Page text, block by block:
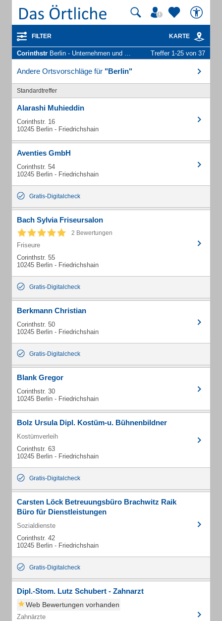
FILTER KARTE
Corinthstr Berlin - Unternehmen und Personen Treffer 1-25 von 37
Andere Ortsvorschläge für "Berlin"
Standardtreffer
Alarashi Muhieddin
Corinthstr. 16
10245 Berlin - Friedrichshain
Aventies GmbH
Corinthstr. 54
10245 Berlin - Friedrichshain
Gratis-Digitalcheck
Bach Sylvia Friseursalon
2 Bewertungen
Friseure
Corinthstr. 55
10245 Berlin - Friedrichshain
Gratis-Digitalcheck
Berkmann Christian
Corinthstr. 50
10245 Berlin - Friedrichshain
Gratis-Digitalcheck
Blank Gregor
Corinthstr. 30
10245 Berlin - Friedrichshain
Bolz Ursula Dipl. Kostüm-u. Bühnenbildner
Kostümverleih
Corinthstr. 63
10245 Berlin - Friedrichshain
Gratis-Digitalcheck
Carsten Löck Betreuungsbüro Brachwitz Raik
Büro für Dienstleistungen
Sozialdienste
Corinthstr. 42
10245 Berlin - Friedrichshain
Gratis-Digitalcheck
Dipl.-Stom. Lutz Schubert - Zahnarzt
Web Bewertungen vorhanden
Zahnärzte